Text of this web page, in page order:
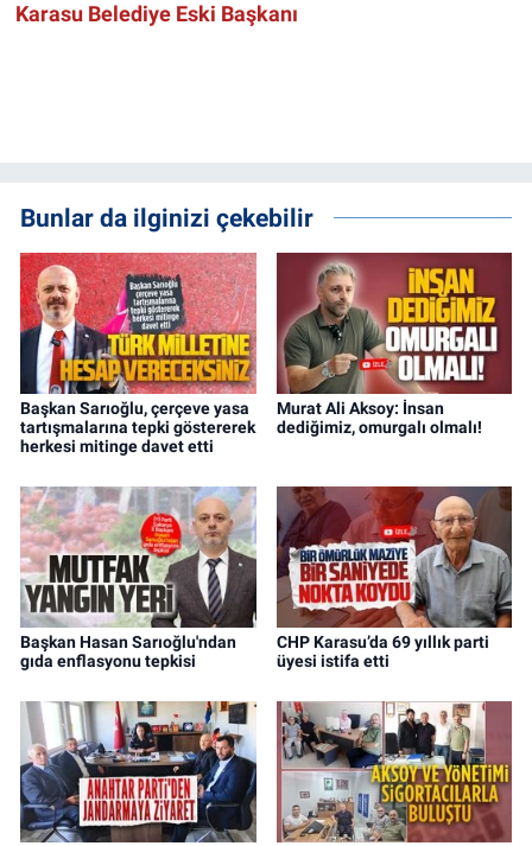
Karasu Belediye Eski Başkanı
Bunlar da ilginizi çekebilir
Başkan Sarıoğlu, çerçeve yasa
tartışmalarına tepki göstererek
herkesi mitinge davet etti
Murat Ali Aksoy: İnsan
dediğimiz, omurgalı olmalı!
Başkan Hasan Sarıoğlu'ndan
gıda enflasyonu tepkisi
CHP Karasu’da 69 yıllık parti
üyesi istifa etti